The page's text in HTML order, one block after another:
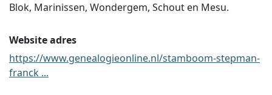
Blok, Marinissen, Wondergem, Schout en Mesu.
Website adres
https://www.genealogieonline.nl/stamboom-stepman-
franck ...